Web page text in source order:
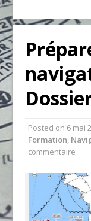
Posted on 6 mai
Formation,
commentaire